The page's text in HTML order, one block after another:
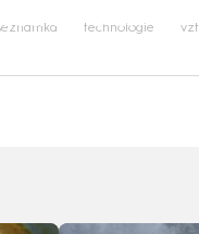
to fetch
technologie